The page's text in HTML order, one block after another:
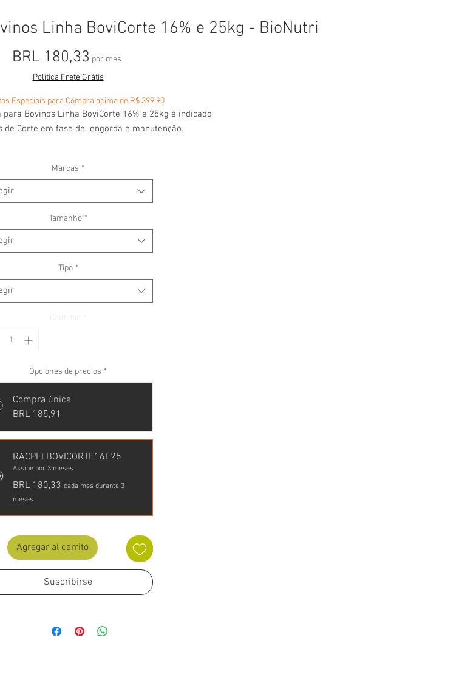
Linha BoviCorte 16% e 25kg - BioNutri
BRL 180,33Precio
por mes
Política Frete Grátis
Especiais para Compra acima de R$ 399,90
para Bovinos Linha BoviCorte 16% e 25kg é indicado
de Corte em fase de engorda e manutenção.
= Oferecer 1,3% do peso corporal do animal, por dia.
ofereça volumosos de boa qualidade.
ofereça volumosos de boa qualidade.
Marcas *
Tamanho *
Tipo *
Opciones de precios *
Compra única
BRL 185,91
RACPELBOVICORTE16E25
Assine por 3 meses
BRL 180,33 cada mes durante 3
meses
Agregar al carrito
Suscribirse